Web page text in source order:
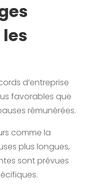
d’entreprise
favorables que
rémunérées.
comme la
plus longues,
sont prévues